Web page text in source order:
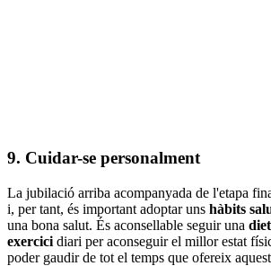
9. Cuidar-se personalment
La jubilació arriba acompanyada de l'etapa
i, per tant, és important adoptar uns hàbits
una bona salut. És aconsellable seguir una
exercici diari per aconseguir el millor estat
poder gaudir de tot el temps que ofereix